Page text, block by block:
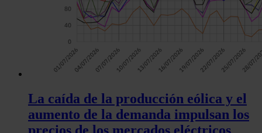
La caída de la producción eólica y el
aumento de la demanda impulsan los
precios de los mercados eléctricos